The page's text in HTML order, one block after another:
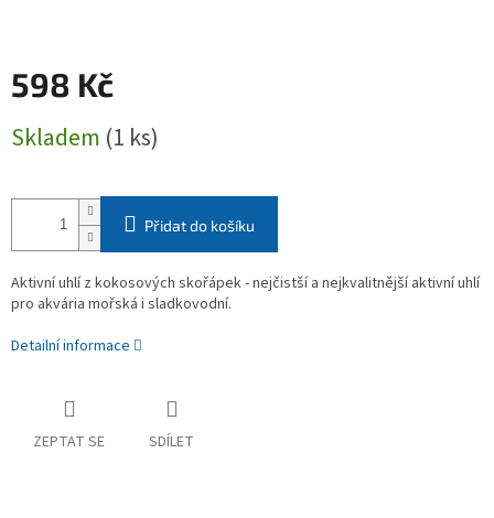
598 Kč
cena:
Skladem (1 ks)
Přidat do košíku
Aktivní uhlí z kokosových skořápek - nejčistší a nejkvalitnější aktivní uhlí
pro akvária mořská i sladkovodní.
Detailní informace
ZEPTAT SE SDÍLET